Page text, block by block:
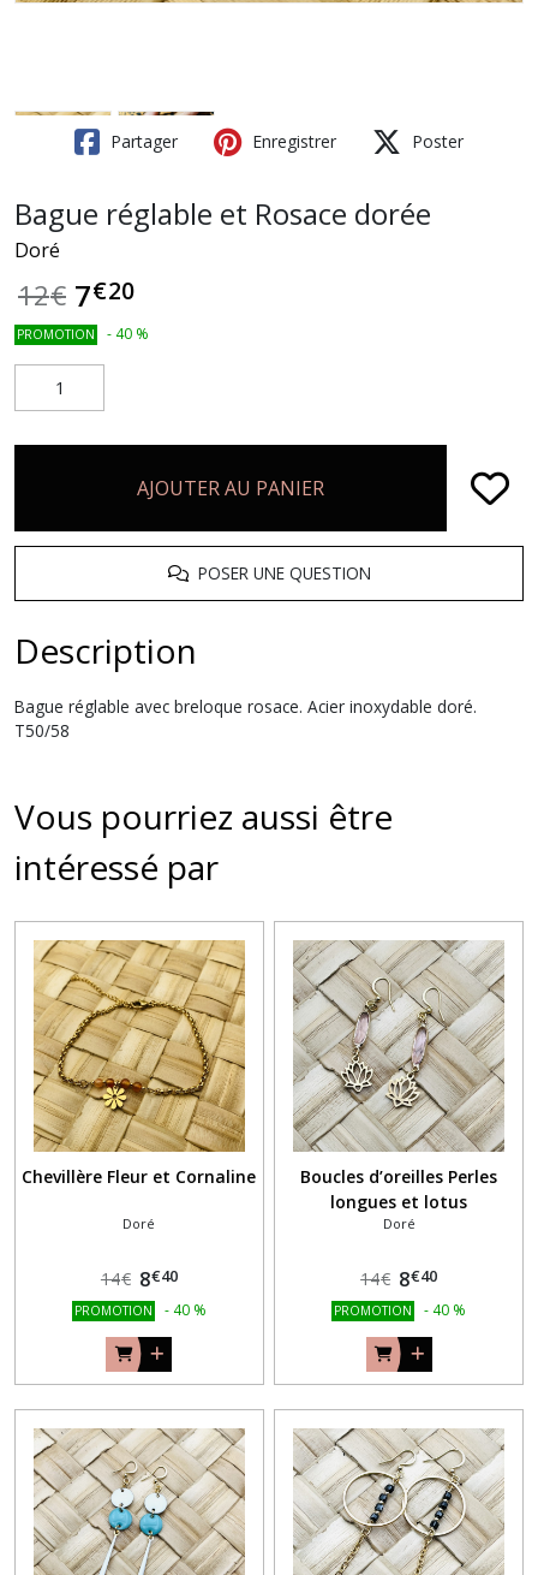
Partager Enregistrer Poster
Bague réglable et Rosace dorée
Doré
12€ 7€20
PROMOTION - 40 %
AJOUTER AU PANIER
POSER UNE QUESTION
Description
Bague réglable avec breloque rosace. Acier inoxydable doré.
T50/58
Vous pourriez aussi être
intéressé par
Chevillère Fleur et Cornaline
Doré
14€ 8€40
PROMOTION - 40 %
Boucles d’oreilles Perles
longues et lotus
Doré
14€ 8€40
PROMOTION - 40 %